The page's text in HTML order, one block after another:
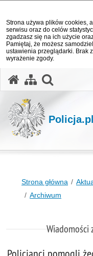
Strona używa plików cookies,
serwisu oraz do celów
zgadzasz się na ich użycie
Pamiętaj, że możesz
ustawienia przeglądarki. Brak
wyrażenie zgody.
Policja.pl
Strona główna
Archiwum
Wiadomości